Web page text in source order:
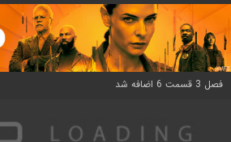
فصل 3 قسمت 6 اضافه شد